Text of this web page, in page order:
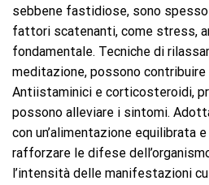
sebbene fastidiose, sono
fattori scatenanti, come stress,
fondamentale. Tecniche di
meditazione, possono
Antiistaminici e corticosteroidi,
possono alleviare i sintomi.
con un’alimentazione equilibrata
rafforzare le difese
l’intensità delle manifestazioni